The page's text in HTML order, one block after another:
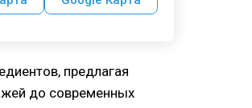
предлагая
до современных